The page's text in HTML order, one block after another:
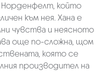
който
към нея. Хана е
чувства и неясното
още по-сложна, щом
която се
производител на